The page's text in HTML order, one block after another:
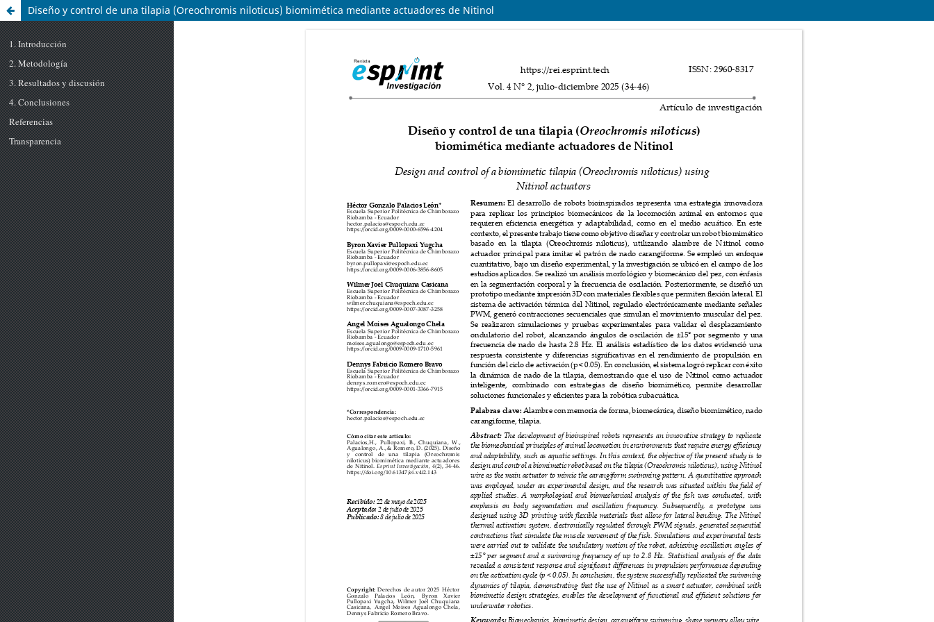
Diseño y control de una tilapia (Oreochromis niloticus) biomimética mediante actuadores de Nitinol